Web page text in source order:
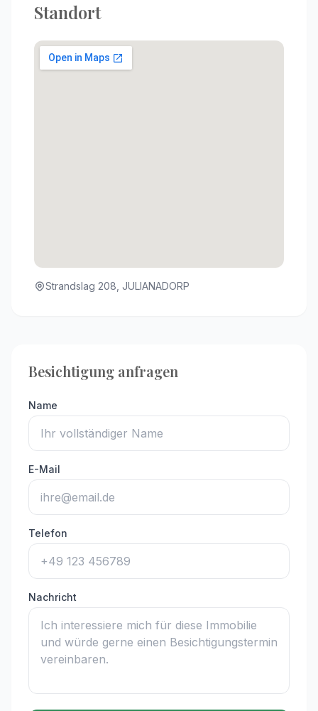
Standort
Strandslag 208, JULIANADORP
Besichtigung anfragen
Name
E-Mail
Telefon
Nachricht